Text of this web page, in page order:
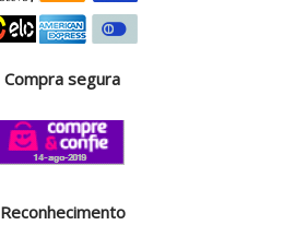
Compra segura
Reconhecimento